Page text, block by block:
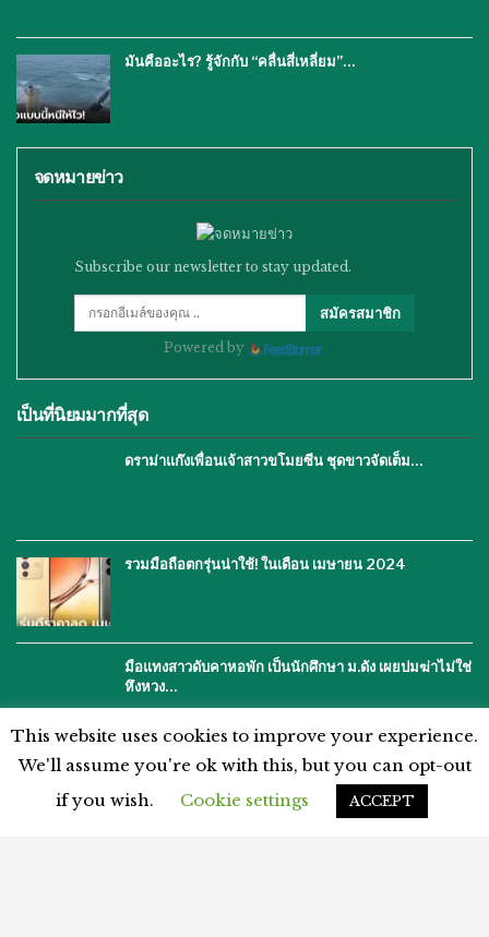
มันคืออะไร? รู้จักกับ “คลื่นสี่เหลี่ยม”…
จดหมายข่าว
Subscribe our newsletter to stay updated.
สมัครสมาชิก
Powered by
เป็นที่นิยมมากที่สุด
ดราม่าแก๊งเพื่อนเจ้าสาวขโมยซีน ชุดขาวจัดเต็ม…
รวมมือถือตกรุ่นน่าใช้! ในเดือน เมษายน 2024
มือแทงสาวดับคาหอพัก เป็นนักศึกษา ม.ดัง เผยปมฆ่าไม่ใช่
หึงหวง…
นโยบายความเป็นส่วนตัว
This website uses cookies to improve your experience.
We'll assume you're ok with this, but you can opt-out
if you wish.
Cookie settings ACCEPT